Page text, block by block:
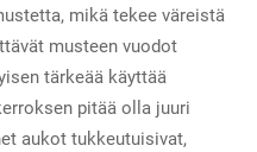
mikä tekee väreistä
musteen vuodot
tärkeää käyttää
pitää olla juuri
aukot tukkeutuisivat,